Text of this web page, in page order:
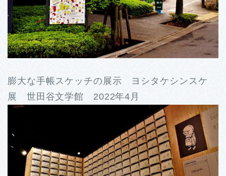
膨大な手帳スケッチの展示 ヨシタケシンスケ
展 世田谷文学館 2022年4月